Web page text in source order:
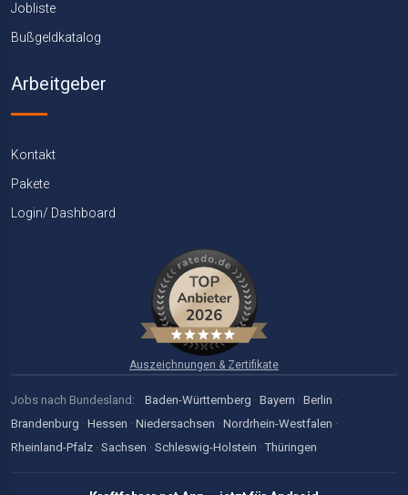
Jobliste
Bußgeldkatalog
Arbeitgeber
Kontakt
Pakete
Login/ Dashboard
Auszeichnungen & Zertifikate
Jobs nach Bundesland: Baden-Württemberg · Bayern · Berlin ·
Brandenburg · Hessen · Niedersachsen · Nordrhein-Westfalen ·
Rheinland-Pfalz · Sachsen · Schleswig-Holstein · Thüringen